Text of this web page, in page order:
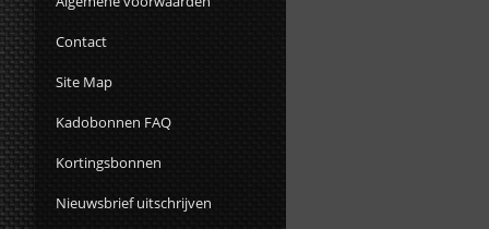
Contact
Site Map
Kadobonnen FAQ
Kortingsbonnen
Nieuwsbrief uitschrijven